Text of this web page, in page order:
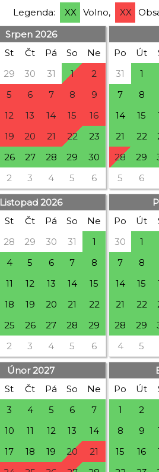
Legenda: XX Volno, XX
Srpen 2026
St Čt Pá So
Ne
29 30 31 1
2
5 6 7 8
9
12 13 14 15
16
19 20 21 22
23
26 27 28 29
30
2 3 4 5 6
Po Út
31
1
7
8
14
15
21
22
28
29
5
6
Listopad 2026
St Čt Pá So
Ne
28 29 30 31
1
4 5 6 7
8
11 12 13 14
15
18 19 20 21
22
25 26 27 28
29
2 3 4 5 6
Po
Út
30
1
7
8
14
15
21
22
28
29
4
5
Únor 2027
St Čt Pá So
Ne
3 4 5 6
7
10 11 12 13
14
17 18 19 20
21
Po
Út
1
2
8
9
15
16